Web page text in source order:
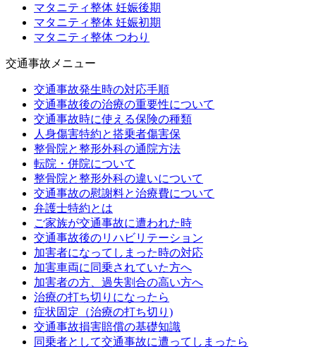
マタニティ整体 妊娠後期
マタニティ整体 妊娠初期
マタニティ整体 つわり
交通事故メニュー
交通事故発生時の対応手順
交通事故後の治療の重要性について
交通事故時に使える保険の種類
人身傷害特約と搭乗者傷害保
整骨院と整形外科の通院方法
転院・併院について
整骨院と整形外科の違いについて
交通事故の慰謝料と治療費について
弁護士特約とは
ご家族が交通事故に遭われた時
交通事故後のリハビリテーション
加害者になってしまった時の対応
加害車両に同乗されていた方へ
加害者の方、過失割合の高い方へ
治療の打ち切りになったら
症状固定（治療の打ち切り)
交通事故損害賠償の基礎知識
同乗者として交通事故に遭ってしまったら